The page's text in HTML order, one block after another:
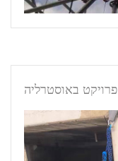
פרויקט באוסטרליה